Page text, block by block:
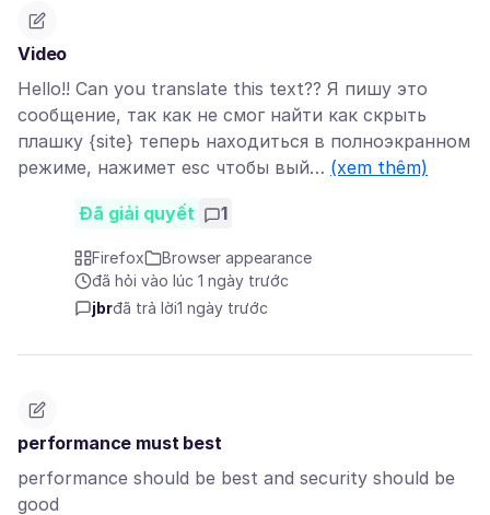
Video
Hello!! Can you translate this text?? Я пишу это
сообщение, так как не смог найти как скрыть
плашку {site} теперь находиться в полноэкранном
режиме, нажимет esc чтобы вый… (xem thêm)
Đã giải quyết 1
Firefox
Browser appearance
đã hỏi vào lúc 1 ngày trước
jbrđã trả lời1 ngày trước
performance must best
performance should be best and security should be
good